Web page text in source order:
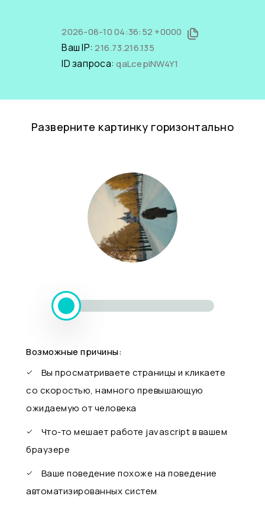
2026-08-10 04:36:52 +0000
Ваш IP:216.73.216.135
ID запроса:qaLcepiNW4Y1
Разверните картинку горизонтально
Возможные причины:
Вы просматриваете страницы и кликаете
со скоростью, намного превышающую
ожидаемую от человека
Что-то мешает работе javascript в вашем
браузере
Ваше поведение похоже на поведение
автоматизированных систем